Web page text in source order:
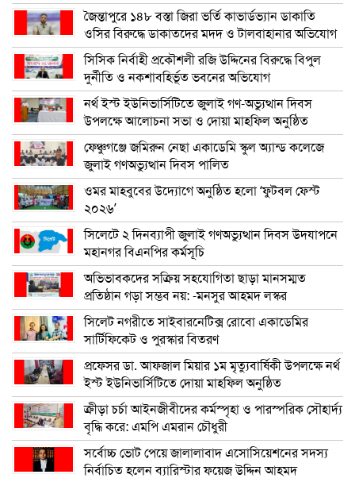
জৈন্তাপুরে ১৪৮ বস্তা জিরা ভর্তি কাভার্ডভ্যান ডাকাতি
ওসির বিরুদ্ধে ডাকাতদের মদদ ও টালবাহানার অভিযোগ
সিসিক নির্বাহী প্রকৌশলী রজি উদ্দিনের বিরুদ্ধে বিপুল
দুর্নীতি ও নকশাবহির্ভূত ভবনের অভিযোগ
নর্থ ইস্ট ইউনিভার্সিটিতে জুলাই গণ-অভ্যুত্থান দিবস
উপলক্ষে আলোচনা সভা ও দোয়া মাহফিল অনুষ্ঠিত
ফেঞ্চুগঞ্জে জমিরুন নেছা একাডেমি স্কুল অ্যান্ড কলেজে
জুলাই গণঅভ্যুত্থান দিবস পালিত
ওমর মাহবুবের উদ্যোগে অনুষ্ঠিত হলো ‘ফুটবল ফেস্ট
২০২৬’
সিলেটে ২ দিনব্যাপী জুলাই গণঅভ্যুত্থান দিবস উদযাপনে
মহানগর বিএনপির কর্মসূচি
অভিভাবকদের সক্রিয় সহযোগিতা ছাড়া মানসম্মত
প্রতিষ্ঠান গড়া সম্ভব নয়: -মনসুর আহমদ লস্কর
সিলেট নগরীতে সাইবারনেটিক্স রোবো একাডেমির
সার্টিফিকেট ও পুরস্কার বিতরণ
প্রফেসর ডা. আফজাল মিয়ার ১ম মৃত্যুবার্ষিকী উপলক্ষে নর্থ
ইস্ট ইউনিভার্সিটিতে দোয়া মাহফিল অনুষ্ঠিত
ক্রীড়া চর্চা আইনজীবীদের কর্মস্পৃহা ও পারস্পরিক সৌহার্দ্য
বৃদ্ধি করে: এমপি এমরান চৌধুরী
সর্বোচ্চ ভোট পেয়ে জালালাবাদ এসোসিয়েশনের সদস্য
নির্বাচিত হলেন ব্যারিস্টার ফয়েজ উদ্দিন আহমদ